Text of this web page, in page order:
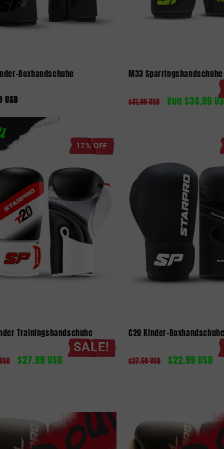
Boxhandschuhe M33 Sparringshandschuhe
Normaler
$41.99 USD Verkaufspreis
Von $34.99
SALE!
17% OFF
Trainingshandschuhe
Verkaufspreis
$27.99 USD
C20 Kinder-Boxhandschuhe
Normaler
$27.59 USD Verkaufspreis
$22.99 USD